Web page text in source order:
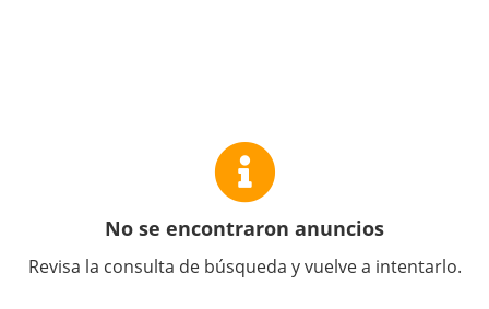
No se encontraron anuncios
Revisa la consulta de búsqueda y vuelve a intentarlo.